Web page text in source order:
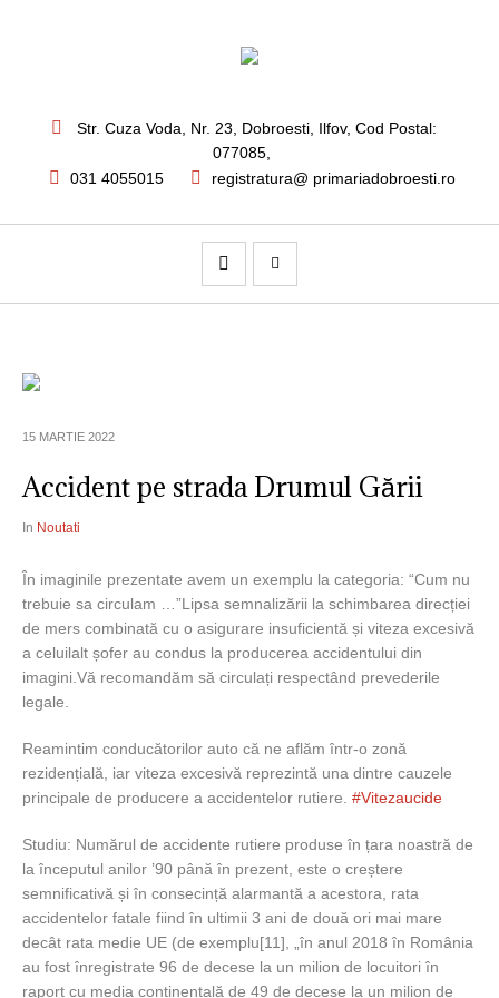
Str. Cuza Voda, Nr. 23 Dobroesti, Ilfov, Cod Postal:
077085,
031 4055015
registratura@ primariadobroesti.ro
15 MARTIE 2022
Accident pe strada Drumul Gării
In Noutati
În imaginile prezentate avem un exemplu la categoria: “Cum nu
trebuie sa circulam …”Lipsa semnalizării la schimbarea direcției
de mers combinată cu o asigurare insuficientă și viteza excesivă
a celuilalt șofer au condus la producerea accidentului din
imagini.Vă recomandăm să circulați respectând prevederile
legale.
Reamintim conducătorilor auto că ne aflăm într-o zonă
rezidențială, iar viteza excesivă reprezintă una dintre cauzele
principale de producere a accidentelor rutiere. #Vitezaucide
Studiu: Numărul de accidente rutiere produse în țara noastră de
la începutul anilor ’90 până în prezent, este o creștere
semnificativă și în consecință alarmantă a acestora, rata
accidentelor fatale fiind în ultimii 3 ani de două ori mai mare
decât rata medie UE (de exemplu[11], „în anul 2018 în România
au fost înregistrate 96 de decese la un milion de locuitori în
raport cu media continentală de 49 de decese la un milion de